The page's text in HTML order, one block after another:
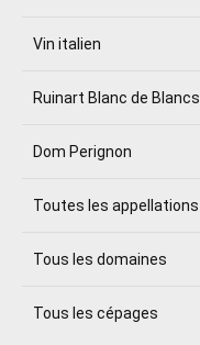
Vin italien
Ruinart Blanc de Blancs
Dom Perignon
Toutes les appellations
Tous les domaines
Tous les cépages